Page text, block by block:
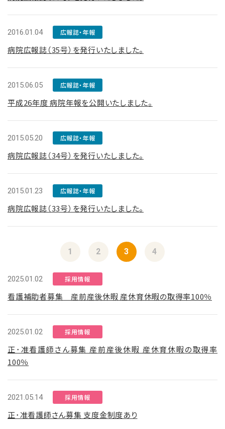
2016.01.04 広報誌・年報
病院広報誌（35号）を発行いたしました。
2015.06.05 広報誌・年報
平成26年度 病院年報を公開いたしました。
2015.05.20 広報誌・年報
病院広報誌（34号）を発行いたしました。
2015.01.23 広報誌・年報
病院広報誌（33号）を発行いたしました。
1 2 3 4
2025.01.02 採用情報
看護補助者募集 産前産後休暇 産休育休暇の取得率100％
2025.01.02 採用情報
正･准看護師さん募集 産前産後休暇 産休育休暇の取得率
100％
2021.05.14 採用情報
正･准看護師さん募集 支度金制度あり